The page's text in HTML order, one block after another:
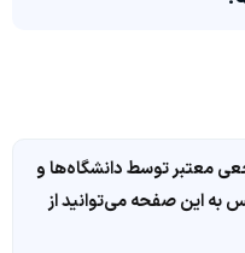
معتبر توسط دانشگاه‌ها و
به این صفحه می‌توانید از